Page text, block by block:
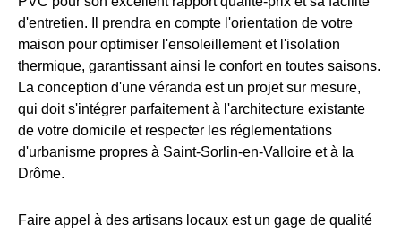
d'entretien. Il prendra en compte l'orientation de votre
maison pour optimiser l'ensoleillement et l'isolation
thermique, garantissant ainsi le confort en toutes saisons.
La conception d'une véranda est un projet sur mesure,
qui doit s'intégrer parfaitement à l'architecture existante
de votre domicile et respecter les réglementations
d'urbanisme propres à Saint-Sorlin-en-Valloire et à la
Drôme.
Faire appel à des artisans locaux est un gage de qualité